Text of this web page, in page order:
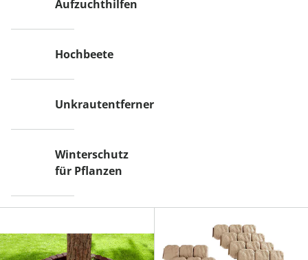
Aufzuchthilfen
Hochbeete
Unkrautentferner
Winterschutz
für Pflanzen